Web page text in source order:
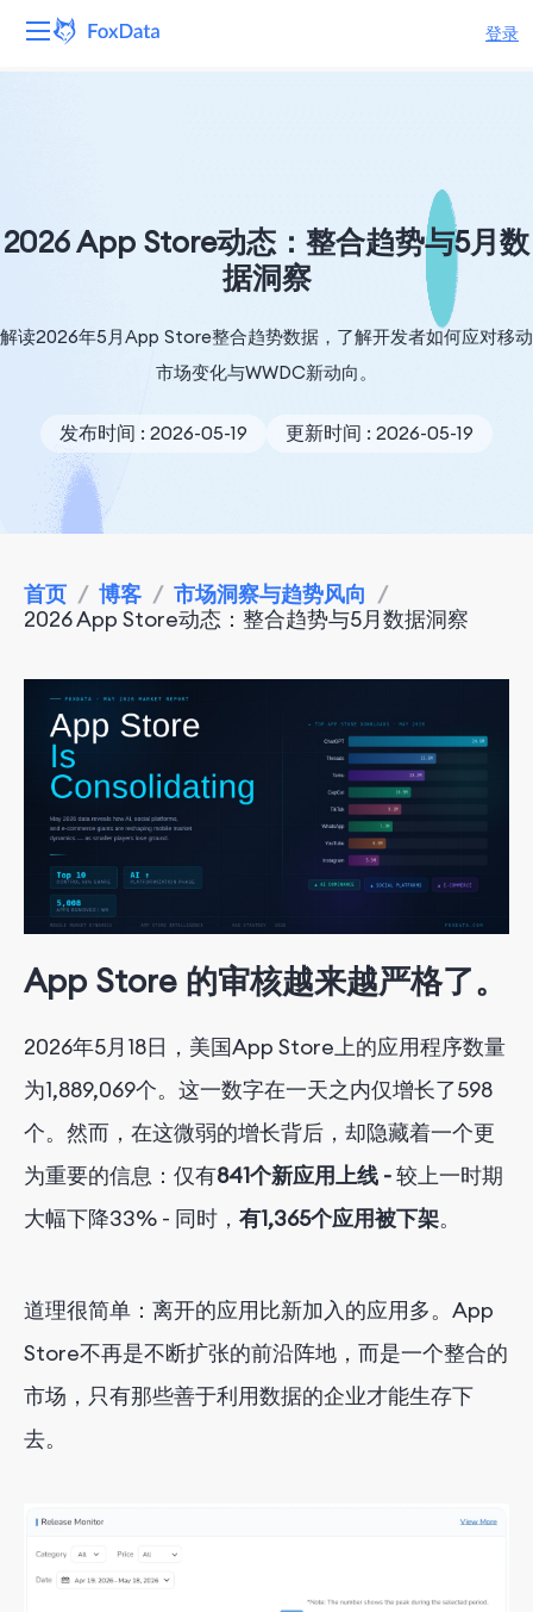
登录
定价
2026 App Store动态：整合趋势与5月数
据洞察
解读2026年5月App Store整合趋势数据，了解开发者如何应对移动
市场变化与WWDC新动向。
发布时间 : 2026-05-19 更新时间 : 2026-05-19
首页 / 博客 / 市场洞察与趋势风向 /
2026 App Store动态：整合趋势与5月数据洞察
App Store 的审核越来越严格了。
2026年5月18日，美国App Store上的应用程序数量
为1,889,069个。这一数字在一天之内仅增长了598
个。然而，在这微弱的增长背后，却隐藏着一个更
为重要的信息：仅有841个新应用上线 -较上一时期
大幅下降33% - 同时， 有1,365个应用被下架。
道理很简单：离开的应用比新加入的应用多。App
Store不再是不断扩张的前沿阵地，而是一个整合的
市场，只有那些善于利用数据的企业才能生存下
去。